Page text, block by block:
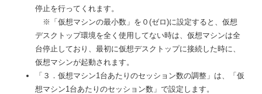
停止を行ってくれます。
※「仮想マシンの最小数」を０(ゼロ)に設定すると、仮想
デスクトップ環境を全く使用してない時は、仮想マシンは全
台停止しており、最初に仮想デスクトップに接続した時に、
仮想マシンが起動されます。
「３．仮想マシン1台あたりのセッション数の調整」は、「仮
想マシン1台あたりのセッション数」で設定します。